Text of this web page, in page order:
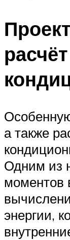
расчёт
а также
Одним из
моментов
энергии,